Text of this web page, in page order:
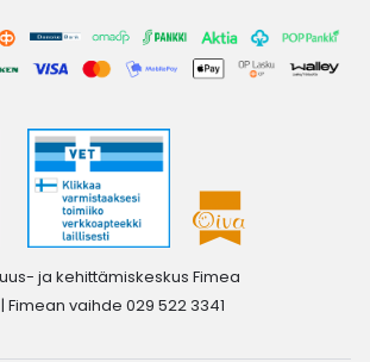
ja kehittämiskeskus Fimea
| Fimean vaihde 029 522 3341